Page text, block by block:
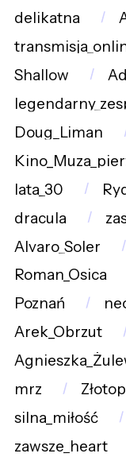
delikatna
Shallow
Doug_Liman
lata_30
dracula
Alvaro_Soler
Roman_Osica
Poznań
Arek_Obrzut
mrz
silna_miłość
zawsze_heart